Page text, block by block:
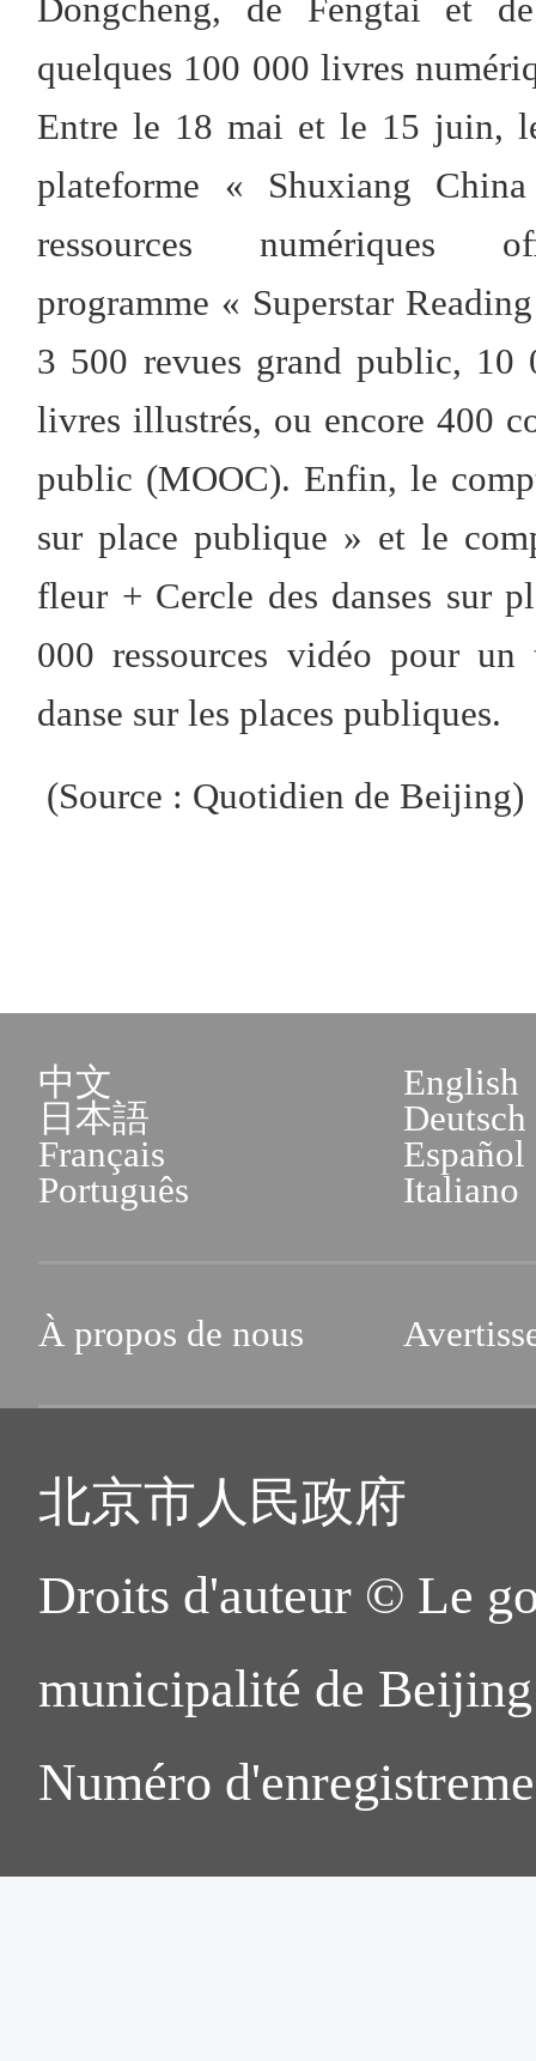
Dongcheng, de Fengtai et
quelques 100 000 livres
Entre le 18 mai et le 15 juin,
plateforme « Shuxiang
ressources
programme « Superstar
3 500 revues grand public, 10
livres illustrés, ou encore 400
public (MOOC). Enfin, le
sur place publique » et le
fleur + Cercle des danses sur
000 ressources vidéo pour
danse sur les places publiques.
(Source : Quotidien de Beijing)
中文
English
日本語
Deutsch
Français
Español
Português
Italiano
À propos de nous
北京市人民政府
Droits d'auteur © Le
municipalité de
Numéro